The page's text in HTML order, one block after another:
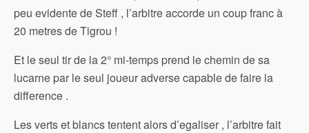
peu evidente de Steff , l’arbitre accorde un coup franc à
20 metres de Tigrou !
Et le seul tir de la 2° mi-temps prend le chemin de sa
lucarne par le seul joueur adverse capable de faire la
difference .
Les verts et blancs tentent alors d’egaliser , l’arbitre fait